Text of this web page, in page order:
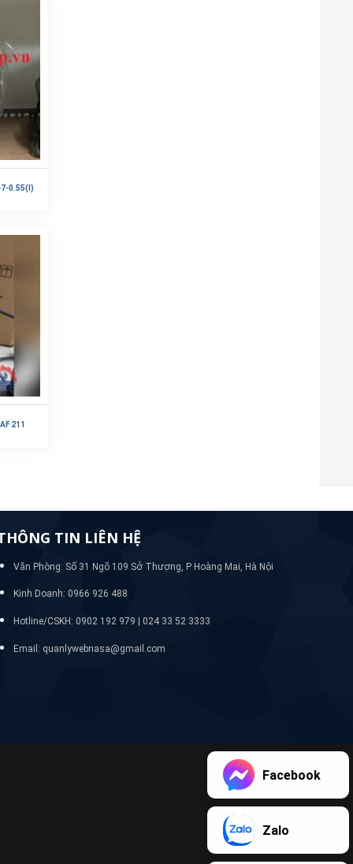
7-0.55(I)
211
TIN LIÊN HỆ
Văn Phòng: Số 31 Ngõ 109 Sở Thượng, P Hoàng Mai, Hà Nội
Kinh Doanh: 0966 926 488
Hotline/CSKH: 0902 192 979 | 024 33 52 3333
Email: quanlywebnasa@gmail.com
Facebook
Zalo